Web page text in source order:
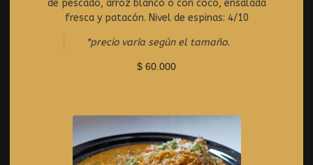
d
o
de pescado, arroz blanco o con coco, ensalada
fresca y patacón. Nivel de espinas: 4/10
*precio varía según el tamaño.
$ 60.000